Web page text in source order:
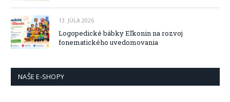
13. JÚLA 2026
Logopedické bábky Eľkonin na rozvoj
fonematického uvedomovania
NAŠE E-SHOPY